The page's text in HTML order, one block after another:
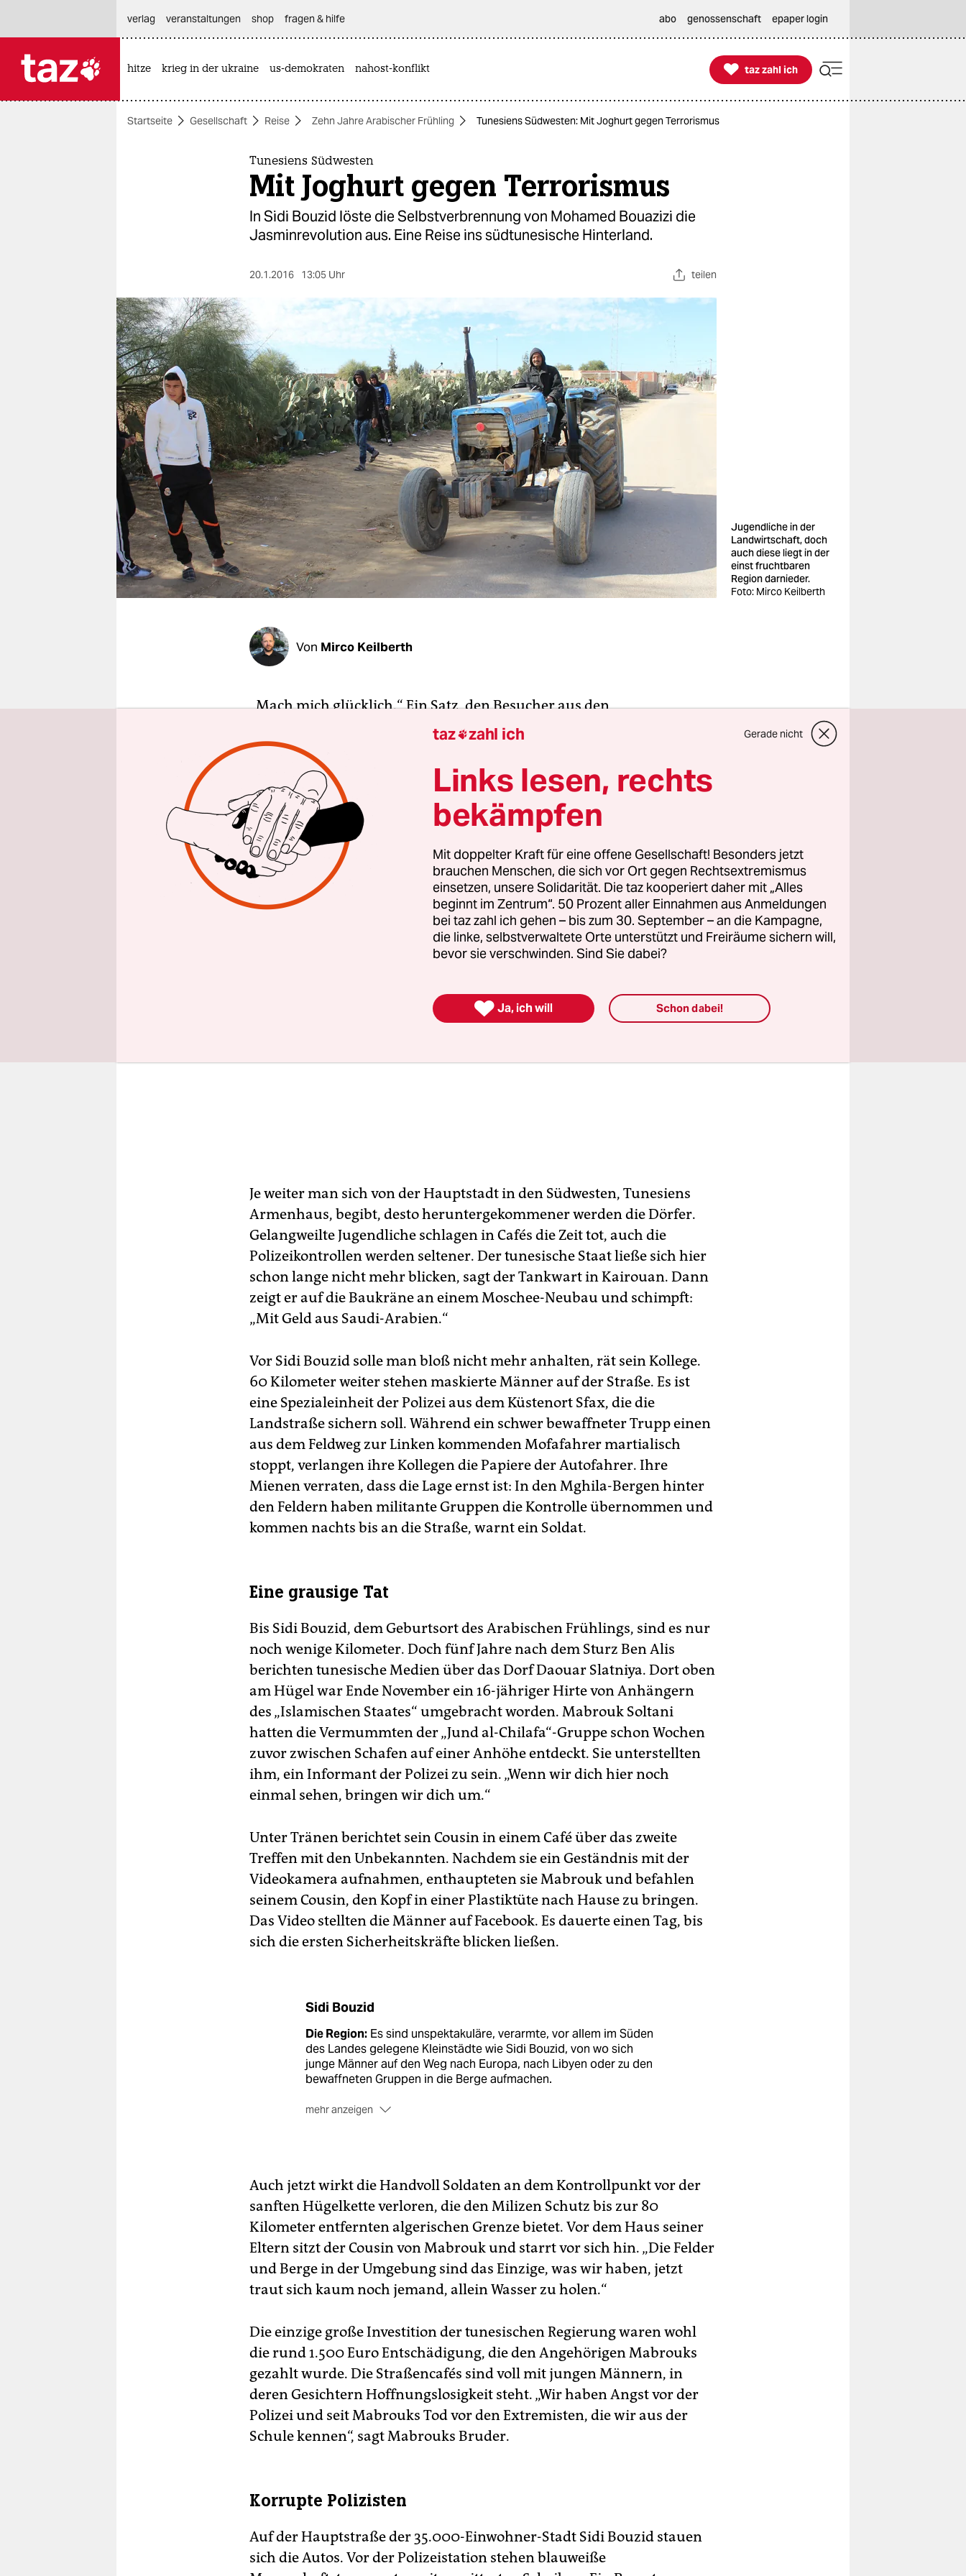
themen
berlin
nord
wahrheit
verlag
verlag
veranstaltungen
shop
fragen & hilfe
unterstützen
abo
verlag
veranstaltungen shop fragen & hilfe abo genossenschaft epaper login
hitze krieg in der ukraine us-demokraten nahost-konflikt 
taz zahl ich
taz zahl ich
Startseite Gesellschaft Reise Zehn Jahre Arabischer Frühling Tunesiens Südwesten: Mit Joghurt gegen Terrorismus
Tunesiens Südwesten
Mit Joghurt gegen Terrorismus
In Sidi Bouzid löste die Selbstverbrennung von Mohamed Bouazizi die
Jasminrevolution aus. Eine Reise ins südtunesische Hinterland.
20.1.2016 13:05 Uhr teilen
Jugendliche in der
Landwirtschaft, doch
auch diese liegt in der
einst fruchtbaren
Region darnieder.
Foto: Mirco Keilberth
Von Mirco Keilberth
„Mach mich glücklich.“ Ein Satz, den Besucher aus den
Nachbarländern Tunesiens fürchten. Aber auch tunesische Autofahrer
müssen die Bitte der Verkehrspolizisten mit einem 10-Dinar-Schein
erwidern, umgerechnet 5 Euro, um trotz angeblicher
Geschwindigkeitsüberschreitung weiterfahren zu dürfen.
„Es ist der absolute Werteverfall, der unsere Gesellschaft bedroht“,
schimpft der Tankwart und wirft den Polizisten auf der anderen
Straßenseite einen abschätzigen Blick zu. „Vor deren Korruption habe
ich noch mehr Angst als vor den Extremisten.“
Je weiter man sich von der Hauptstadt in den Südwesten, Tunesiens
Armenhaus, begibt, desto heruntergekommener werden die Dörfer.
Gelangweilte Jugendliche schlagen in Cafés die Zeit tot, auch die
Polizeikontrollen werden seltener. Der tunesische Staat ließe sich hier
schon lange nicht mehr blicken, sagt der Tankwart in Kairouan. Dann
zeigt er auf die Baukräne an einem Moschee-Neubau und schimpft:
„Mit Geld aus Saudi-Arabien.“
Vor Sidi Bouzid solle man bloß nicht mehr anhalten, rät sein Kollege.
60 Kilometer weiter stehen maskierte Männer auf der Straße. Es ist
eine Spezialeinheit der Polizei aus dem Küstenort Sfax, die die
Landstraße sichern soll. Während ein schwer bewaffneter Trupp einen
aus dem Feldweg zur Linken kommenden Mofafahrer martialisch
stoppt, verlangen ihre Kollegen die Papiere der Autofahrer. Ihre
Mienen verraten, dass die Lage ernst ist: In den Mghila-Bergen hinter
den Feldern haben militante Gruppen die Kontrolle übernommen und
kommen nachts bis an die Straße, warnt ein Soldat.
Eine grausige Tat
Bis Sidi Bouzid, dem Geburtsort des Arabischen Frühlings, sind es nur
noch wenige Kilometer. Doch fünf Jahre nach dem Sturz Ben Alis
berichten tunesische Medien über das Dorf Daouar Slatniya. Dort oben
am Hügel war Ende November ein 16-jähriger Hirte von Anhängern
des „Islamischen Staates“ umgebracht worden. Mabrouk Soltani
hatten die Vermummten der „Jund al-Chilafa“-Gruppe schon Wochen
zuvor zwischen Schafen auf einer Anhöhe entdeckt. Sie unterstellten
ihm, ein Informant der Polizei zu sein. „Wenn wir dich hier noch
einmal sehen, bringen wir dich um.“
Unter Tränen berichtet sein Cousin in einem Café über das zweite
Treffen mit den Unbekannten. Nachdem sie ein Geständnis mit der
Videokamera aufnahmen, enthaupteten sie Mabrouk und befahlen
seinem Cousin, den Kopf in einer Plastiktüte nach Hause zu bringen.
Das Video stellten die Männer auf Facebook. Es dauerte einen Tag, bis
sich die ersten Sicherheitskräfte blicken ließen.
Sidi Bouzid
Die Region:Es sind unspektakuläre, verarmte, vor allem im Süden
des Landes gelegene Kleinstädte wie Sidi Bouzid, von wo sich
junge Männer auf den Weg nach Europa, nach Libyen oder zu den
bewaffneten Gruppen in die Berge aufmachen.
mehr anzeigen
Machthabers löste bei der jungen Generation Nordafrikas die
Hoffnung auf ein besseres Leben und im Nachbarland Libyen einen
Bürgerkrieg aus.
Auch ohne Muammar Gaddafi, Husni Mubarak und
Ben Ali bleiben Arbeitslosigkeit und Polizeigewalt immer noch
Realität.
Auch jetzt wirkt die Handvoll Soldaten an dem Kontrollpunkt vor der
sanften Hügelkette verloren, die den Milizen Schutz bis zur 80
Kilometer entfernten algerischen Grenze bietet. Vor dem Haus seiner
Eltern sitzt der Cousin von Mabrouk und starrt vor sich hin. „Die Felder
und Berge in der Umgebung sind das Einzige, was wir haben, jetzt
traut sich kaum noch jemand, allein Wasser zu holen.“
Die einzige große Investition der tunesischen Regierung waren wohl
die rund 1.500 Euro Entschädigung, die den Angehörigen Mabrouks
gezahlt wurde. Die Straßencafés sind voll mit jungen Männern, in
deren Gesichtern Hoffnungslosigkeit steht. „Wir haben Angst vor der
Polizei und seit Mabrouks Tod vor den Extremisten, die wir aus der
Schule kennen“, sagt Mabrouks Bruder.
Korrupte Polizisten
Auf der Hauptstraße der 35.000-Einwohner-Stadt Sidi Bouzid stauen
sich die Autos. Vor der Polizeistation stehen blauweiße
taz zahl ich Gerade nicht
Links lesen, rechts
bekämpfen
Mit doppelter Kraft für eine offene Gesellschaft! Besonders jetzt
brauchen Menschen, die sich vor Ort gegen Rechtsextremismus
einsetzen, unsere Solidarität. Die taz kooperiert daher mit „Alles
beginnt im Zentrum“. 50 Prozent aller Einnahmen aus Anmeldungen
bei taz zahl ich gehen – bis zum 30. September – an die Kampagne,
die linke, selbstverwaltete Orte unterstützt und Freiräume sichern will,
bevor sie verschwinden. Sind Sie dabei?
 Ja, ich will Schon dabei!